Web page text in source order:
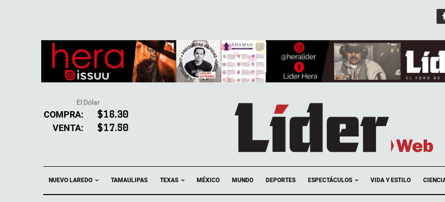
El Dólar
COMPRA: $16.30
VENTA: $17.50
NUEVO LAREDO TAMAULIPAS TEXAS MÉXICO MUNDO DEPORTES ESPECTÁCULOS VIDA Y ESTILO